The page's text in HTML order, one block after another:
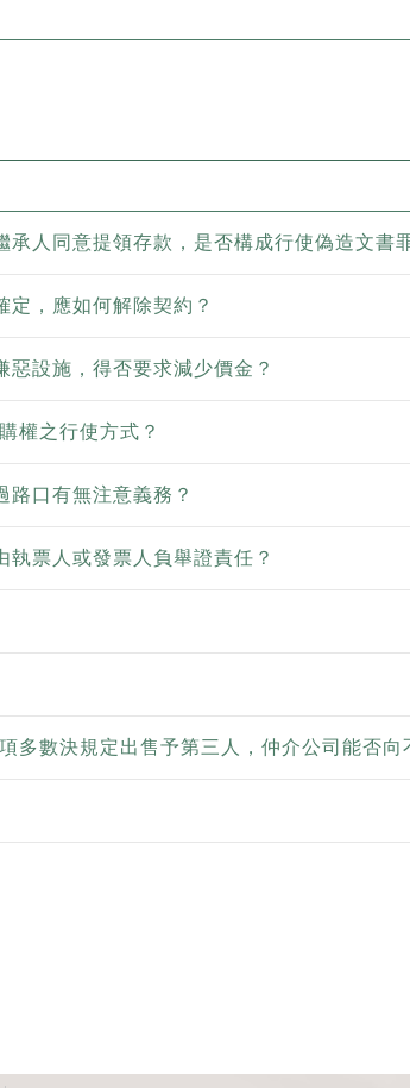
人同意提領存款，是否構成行使偽造文書
定，應如何解除契約？
惡設施，得否要求減少價金？
權之行使方式？
路口有無注意義務？
執票人或發票人負舉證責任？
多數決規定出售予第三人，仲介公司能否向